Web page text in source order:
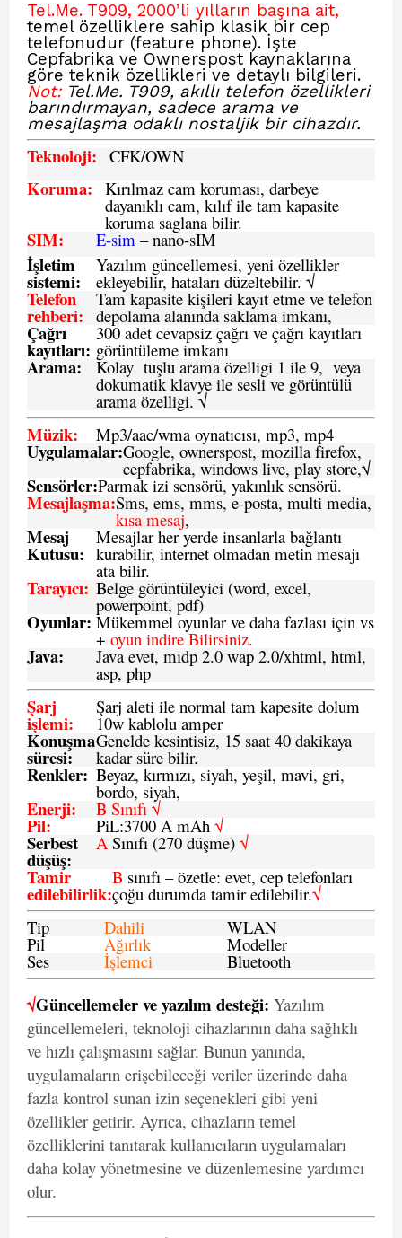
Tel.Me. T909, 2000’li yılların başına ait,
temel özelliklere sahip klasik bir cep
telefonudur (feature phone). İşte
Cepfabrika ve Ownerspost kaynaklarına
göre teknik özellikleri ve detaylı bilgileri.
Not: Tel.Me. T909, akıllı telefon özellikleri
barındırmayan, sadece arama ve
mesajlaşma odaklı nostaljik bir cihazdır.
Teknoloji: CFK/OWN
Koruma: Kırılmaz cam koruması, darbeye
dayanıklı cam, kılıf ile tam kapasite
koruma saglana bilir.
SIM: E-sim – nano-sIM
İşletim
sistemi:
Yazılım güncellemesi, yeni özellikler
ekleyebilir, hataları düzeltebilir. √
Telefon
rehberi:
Tam kapasite kişileri kayıt etme ve telefon
depolama alanında saklama imkanı,
Çağrı
kayıtları:
300 adet cevapsiz çağrı ve çağrı kayıtları
görüntüleme imkanı
Arama: Kolay tuşlu arama özelligi 1 ile 9, veya
dokumatik klavye ile sesli ve görüntülü
arama özelligi. √
Müzik: Mp3/aac/wma oynatıcısı, mp3, mp4
Uygulamalar:Google, ownerspost, mozilla firefox,
cepfabrika, windows live, play store,√
Sensörler:Parmak izi sensörü, yakınlık sensörü.
Mesajlaşma:Sms, ems, mms, e-posta, multi media,
kısa mesaj,
Mesaj
Kutusu:
Mesajlar her yerde insanlarla bağlantı
kurabilir, internet olmadan metin mesajı
ata bilir.
Tarayıcı: Belge görüntüleyici (word, excel,
powerpoint, pdf)
Oyunlar: Mükemmel oyunlar ve daha fazlası için vs
+ oyun indire Bilirsiniz.
Java: Java evet, mıdp 2.0 wap 2.0/xhtml, html,
asp, php
Şarj
işlemi:
Şarj aleti ile normal tam kapesite dolum
10w kablolu amper
Konuşma
süresi:
Genelde kesintisiz, 15 saat 40 dakikaya
kadar süre bilir.
Renkler: Beyaz, kırmızı, siyah, yeşil, mavi, gri,
bordo, siyah,
Enerji: B Sınıfı √
Pil: PiL:3700 A mAh √
Serbest
düşüş:
ASınıfı (270 düşme) √
Tamir
edilebilirlik:
B sınıfı – özetle: evet, cep telefonları
çoğu durumda tamir edilebilir.√
Tip
Dahili WLAN
Pil Ağırlık Modeller
Ses İşlemci Bluetooth
√Güncellemeler ve yazılım desteği: Yazılım
güncellemeleri, teknoloji cihazlarının daha sağlıklı
ve hızlı çalışmasını sağlar. Bunun yanında,
uygulamaların erişebileceği veriler üzerinde daha
fazla kontrol sunan izin seçenekleri gibi yeni
özellikler getirir. Ayrıca, cihazların temel
özelliklerini tanıtarak kullanıcıların uygulamaları
daha kolay yönetmesine ve düzenlemesine yardımcı
olur.